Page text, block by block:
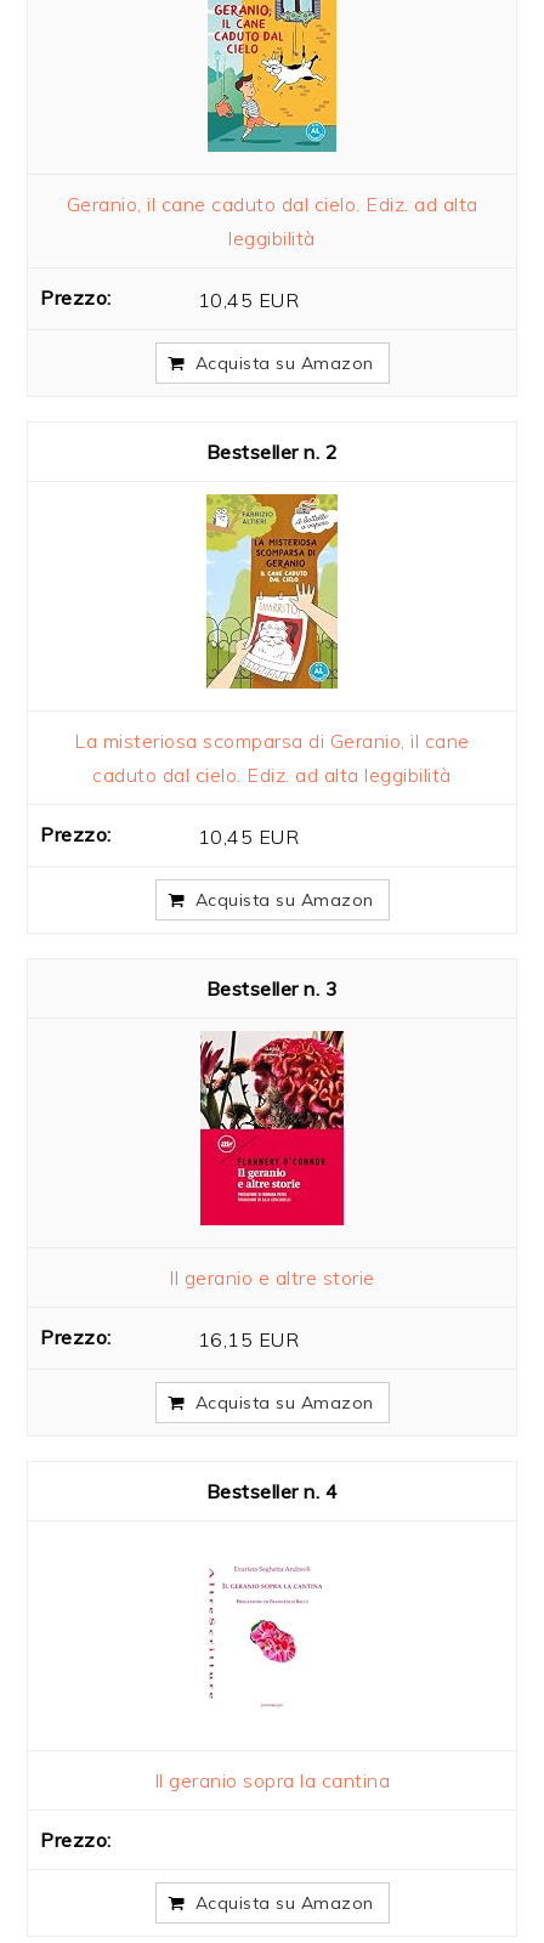
Geranio, il cane caduto dal cielo. Ediz. ad alta
leggibilità
10,45 EUR
Acquista su Amazon
2
La misteriosa scomparsa di Geranio, il cane
caduto dal cielo. Ediz. ad alta leggibilità
10,45 EUR
Acquista su Amazon
3
Il geranio e altre storie
16,15 EUR
Acquista su Amazon
4
Il geranio sopra la cantina
Acquista su Amazon